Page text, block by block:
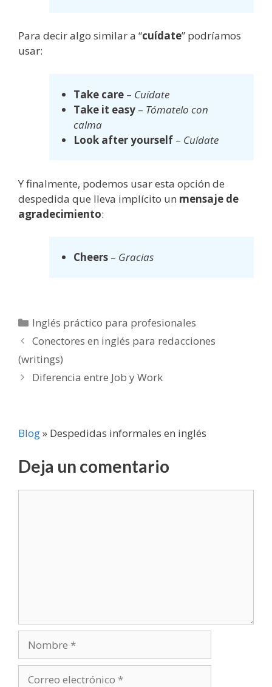
Para decir algo similar a “cuídate” podríamos
usar:
Take care – Cuídate
Take it easy – Tómatelo con
calma
Look after yourself – Cuídate
Y finalmente, podemos usar esta opción de
despedida que lleva implícito un mensaje de
agradecimiento:
Cheers – Gracias
Inglés práctico para profesionales
Conectores en inglés para redacciones
(writings)
Diferencia entre Job y Work
Blog» Despedidas informales en inglés
Deja un comentario